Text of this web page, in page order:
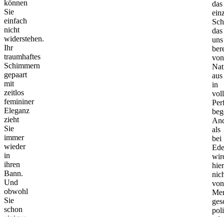
können
Sie
einfach
nicht
widerstehen.
Ihr
traumhaftes
Schimmern
gepaart
mit
zeitlos
femininer
Eleganz
zieht
Sie
immer
wieder
in
ihren
Bann.
Und
obwohl
Sie
schon
das
das
uns
von
aus
in
als
bei
hier
von